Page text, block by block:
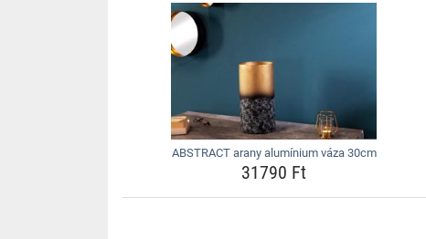
ABSTRACT arany alumínium váza 30cm
31790 Ft